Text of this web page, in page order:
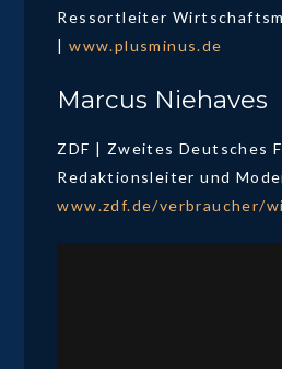
Ressortleiter
|www.plusminus.de
Marcus Niehaves
ZDF | Zweites Deutsches
Redaktionsleiter und
www.zdf.de/verbraucher/